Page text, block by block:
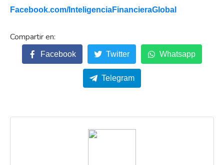
Facebook.com/InteligenciaFinancieraGlobal
Facebook Twitter Whatsapp
Telegram